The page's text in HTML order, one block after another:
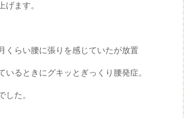
げます。
くらい腰に張りを感じていたが放置
いるときにグキッとぎっくり腰発症。
した。